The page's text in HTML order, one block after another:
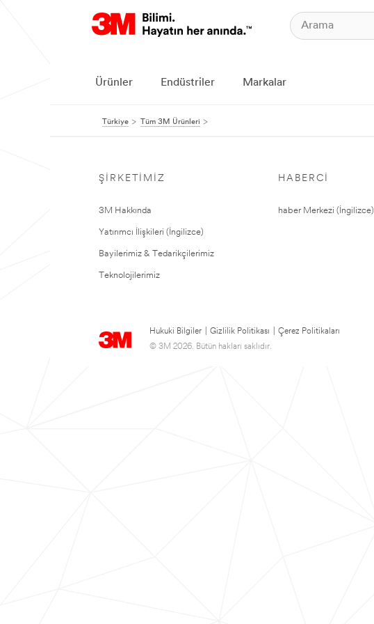
Ürünler Endüstriler Markalar
Türkiye Tüm 3M Ürünleri
ŞIRKETIMIZ
3M Hakkında
Yatırımcı İlişkileri (İngilizce)
Bayilerimiz & Tedarikçilerimiz
Teknolojilerimiz
HABERCI
haber Merkezi (İngilizce)
Hukuki Bilgiler Gizlilik Politikası
Çerez Politikaları
© 3M 2026. Bütün hakları saklıdır.